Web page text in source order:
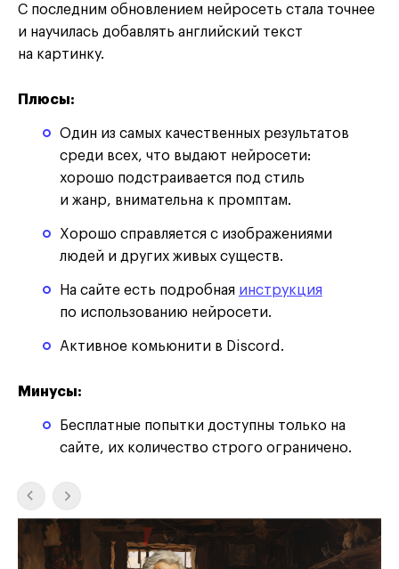
С последним обновлением нейросеть стала точнее
и научилась добавлять английский текст
на картинку.
Плюсы:
Один из самых качественных результатов
среди всех, что выдают нейросети:
хорошо подстраивается под стиль
и жанр, внимательна к промптам.
Хорошо справляется с изображениями
людей и других живых существ.
На сайте есть подробная инструкция
по использованию нейросети.
Активное комьюнити в Discord.
Минусы:
Бесплатные попытки доступны только на
сайте, их количество строго ограничено.